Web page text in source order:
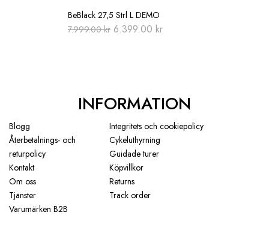
BeBlack 27,5 Strl L DEMO
7.999.00kr Original
6.399.00 krCurrent
INFORMATION
Blogg
Integritets och cookiepolicy
Återbetalnings- och
returpolicy
Cykeluthyrning
Guidade turer
Kontakt
Köpvillkor
Om oss
Returns
Tjänster
Track order
Varumärken B2B